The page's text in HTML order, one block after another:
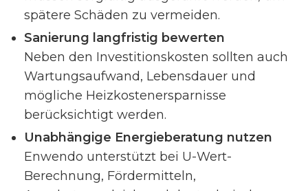
spätere Schäden zu vermeiden.
Sanierung langfristig bewerten
Neben den Investitionskosten sollten auch
Wartungsaufwand, Lebensdauer und
mögliche Heizkostenersparnisse
berücksichtigt werden.
Unabhängige Energieberatung nutzen
Enwendo unterstützt bei U-Wert-
Berechnung, Fördermitteln,